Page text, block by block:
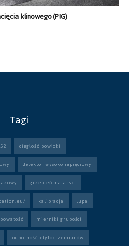
klinowego (PIG)
Tagi
ciągłość powłoki
detektor wysokonapięciowy
grzebień malarski
kalibracja
lupa
mierniki grubości
odporność etylokrzemianów